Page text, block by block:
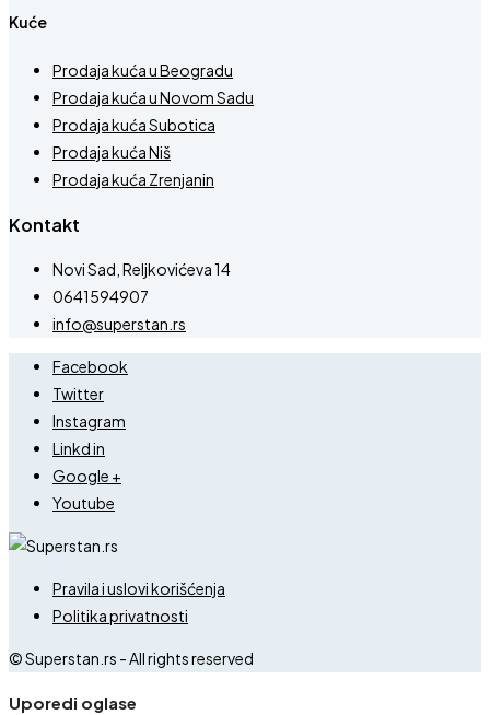
Kuće
Prodaja kuća u Beogradu
Prodaja kuća u Novom Sadu
Prodaja kuća Subotica
Prodaja kuća Niš
Prodaja kuća Zrenjanin
Kontakt
Novi Sad, Reljkovićeva 14
0641594907
info@superstan.rs
Facebook
Twitter
Instagram
Linkd in
Google +
Youtube
Pravila i uslovi korišćenja
Politika privatnosti
© Superstan.rs - All rights reserved
Uporedi oglase